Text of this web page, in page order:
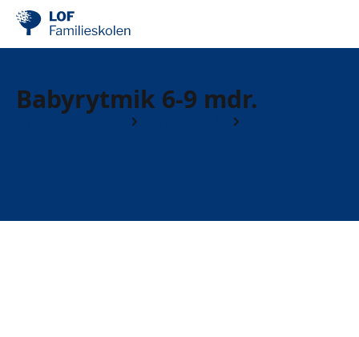
Babyrytmik 6-9 mdr.